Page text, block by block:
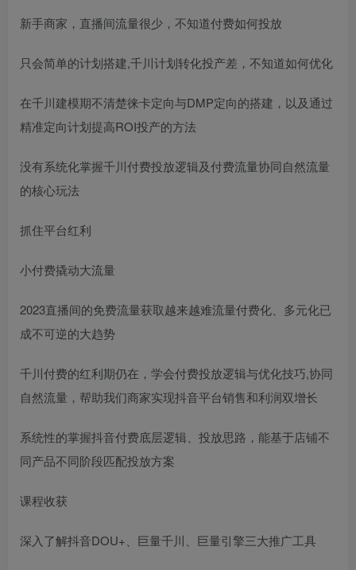
新手商家，直播间流量很少，不知道付费如何投放
只会简单的计划搭建,千川计划转化投产差，不知道如何优化
在千川建模期不清楚徕卡定向与DMP定向的搭建，以及通过
精准定向计划提高ROI投产的方法
没有系统化掌握千川付费投放逻辑及付费流量协同自然流量
的核心玩法
抓住平台红利
小付费撬动大流量
2023直播间的免费流量获取越来越难流量付费化、多元化已
成不可逆的大趋势
千川付费的红利期仍在，学会付费投放逻辑与优化技巧,协同
自然流量，帮助我们商家实现抖音平台销售和利润双增长
系统性的掌握抖音付费底层逻辑、投放思路，能基于店铺不
同产品不同阶段匹配投放方案
课程收获
深入了解抖音DOU+、巨量千川、巨量引擎三大推广工具